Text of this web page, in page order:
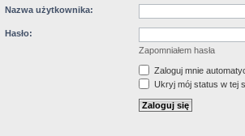
Nazwa użytkownika:
Hasło:
Zapomniałem hasła
Zaloguj mnie
Ukryj mój status w tej